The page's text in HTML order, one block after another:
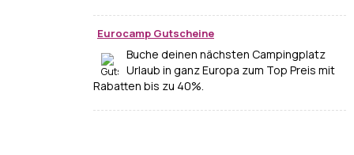
Eurocamp Gutscheine
Buche deinen nächsten Campingplatz
Urlaub in ganz Europa zum Top Preis mit
Rabatten bis zu 40%.